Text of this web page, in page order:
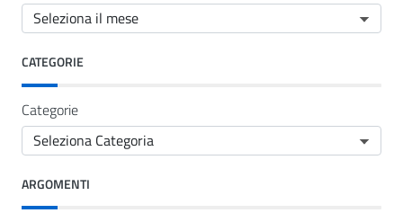
CATEGORIE
Categorie
ARGOMENTI